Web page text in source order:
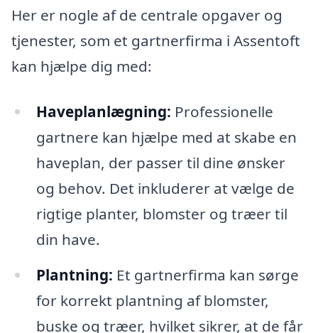
Her er nogle af de centrale opgaver og
tjenester, som et gartnerfirma i Assentoft
kan hjælpe dig med:
Haveplanlægning: Professionelle
gartnere kan hjælpe med at skabe en
haveplan, der passer til dine ønsker
og behov. Det inkluderer at vælge de
rigtige planter, blomster og træer til
din have.
Plantning: Et gartnerfirma kan sørge
for korrekt plantning af blomster,
buske og træer, hvilket sikrer, at de får